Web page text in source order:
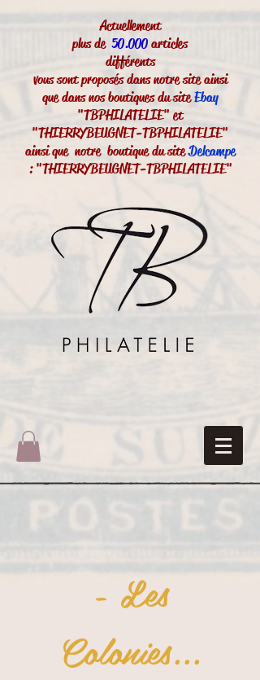
Actuellement
plus de50.000articles
différents
vous sont proposés dans notre site ainsi
que dans nos boutiques du siteEbay
"TBPHILATELIE" et
"THIERRYBEUGNET-TBPHILATELIE"
ainsi que notre boutique du siteDelcampe
: "THIERRYBEUGNET-TBPHILATELIE"
- Les
Colonies...